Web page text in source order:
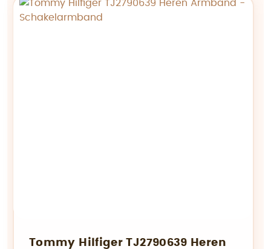
Tommy Hilfiger TJ2790639 Heren